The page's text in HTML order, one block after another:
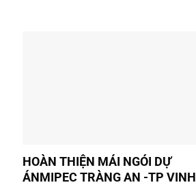
HOÀN THIỆN MÁI NGÓI DỰ
ÁNMIPEC TRÀNG AN -TP VINH